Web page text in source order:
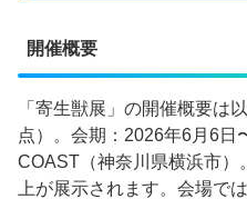
開催概要
「寄生獣展」の開催概要は
点）。会期：2026年6月6日
COAST（神奈川県横浜市）
上が展示されます。会場で